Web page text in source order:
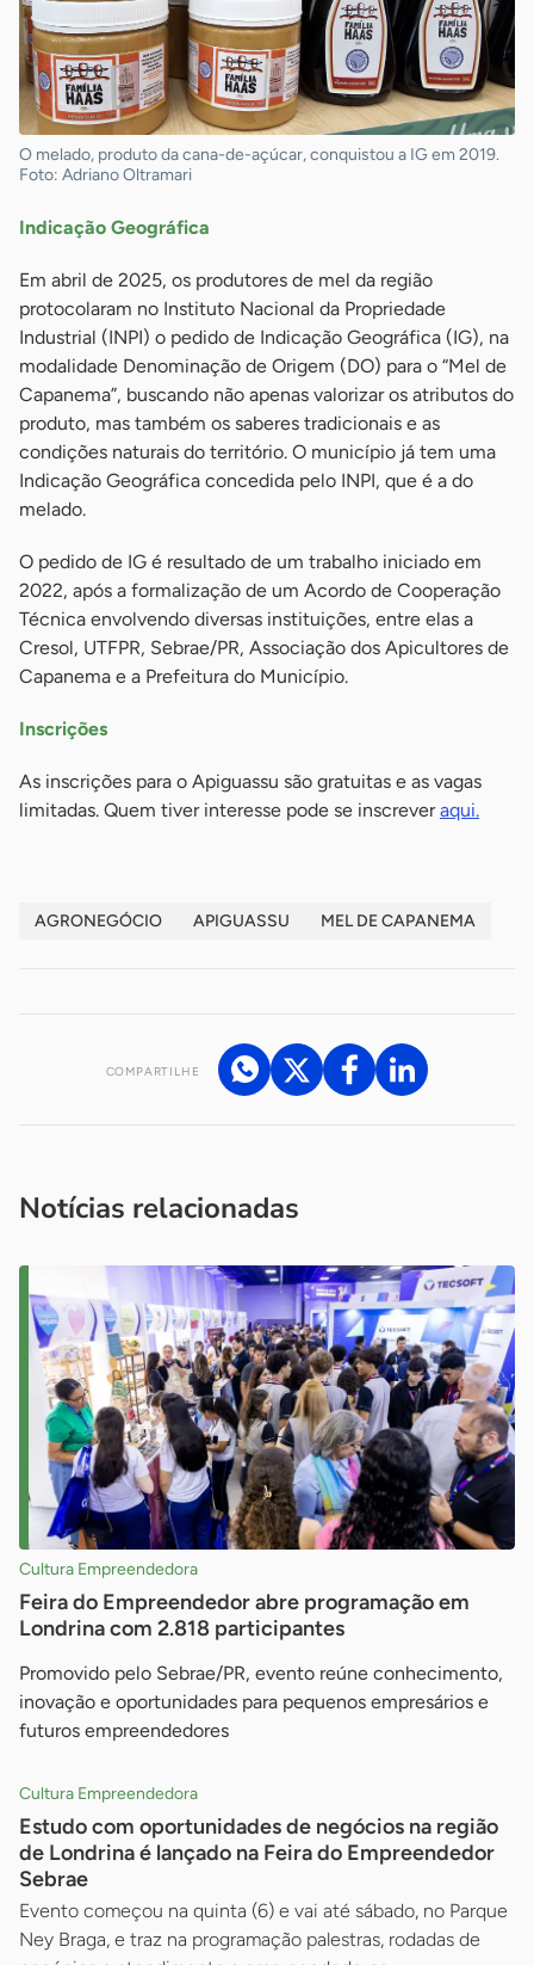
O melado, produto da cana-de-açúcar, conquistou a IG em 2019.
Foto: Adriano Oltramari
Indicação Geográfica
Em abril de 2025, os produtores de mel da região
protocolaram no Instituto Nacional da Propriedade
Industrial (INPI) o pedido de Indicação Geográfica (IG), na
modalidade Denominação de Origem (DO) para o “Mel de
Capanema”, buscando não apenas valorizar os atributos do
produto, mas também os saberes tradicionais e as
condições naturais do território. O município já tem uma
Indicação Geográfica concedida pelo INPI, que é a do
melado.
O pedido de IG é resultado de um trabalho iniciado em
2022, após a formalização de um Acordo de Cooperação
Técnica envolvendo diversas instituições, entre elas a
Cresol, UTFPR, Sebrae/PR, Associação dos Apicultores de
Capanema e a Prefeitura do Município.
Inscrições
As inscrições para o Apiguassu são gratuitas e as vagas
limitadas. Quem tiver interesse pode se inscreveraqui.
AGRONEGÓCIO APIGUASSU MEL DE CAPANEMA
COMPARTILHE
Notícias relacionadas
Cultura Empreendedora
Feira do Empreendedor abre programação em
Londrina com 2.818 participantes
Promovido pelo Sebrae/PR, evento reúne conhecimento,
inovação e oportunidades para pequenos empresários e
futuros empreendedores
Cultura Empreendedora
Estudo com oportunidades de negócios na região
de Londrina é lançado na Feira do Empreendedor
Sebrae
Evento começou na quinta (6) e vai até sábado, no Parque
Ney Braga, e traz na programação palestras, rodadas de